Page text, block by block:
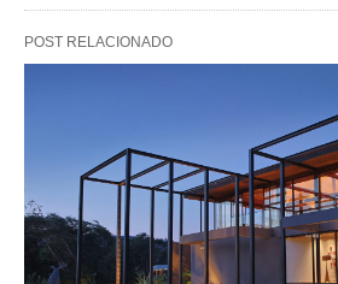
POST RELACIONADO